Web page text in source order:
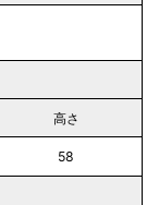
高さ
58